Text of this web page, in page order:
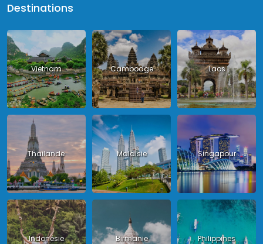
Destinations
Vietnam Cambodge Laos
Thailande Malaisie Singapour
Indonésie Birmanie Philippines